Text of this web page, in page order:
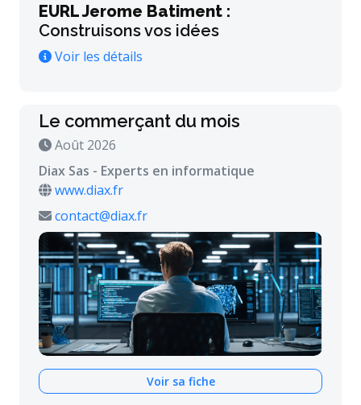
EURL Jerome Batiment :
Construisons vos idées
Voir les détails
Le commerçant du mois
Août 2026
Diax Sas - Experts en informatique
www.diax.fr
contact@diax.fr
Voir sa fiche